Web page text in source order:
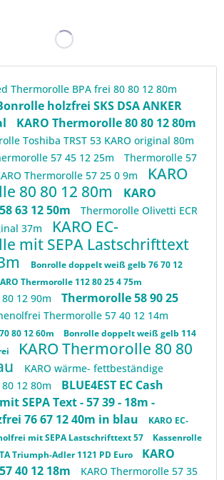
Thermorolle BPA frei 80 80 12 80m
holzfrei SKS DSA ANKER
KARO Thermorolle 80 80 12 80m
Toshiba TRST 53 KARO original 80m
57 45 12 25m
Thermorolle 57
Thermorolle 57 25 0 9m
KARO
80 80 12 80m
KARO
63 12 50m
Thermorolle Olivetti ECR
37m
KARO EC-
mit SEPA Lastschrifttext
Bonrolle doppelt weiß gelb 76 70 12
Thermorolle 112 80 25 4 75m
12 90m
Thermorolle 58 90 25
Thermorolle 57 40 12 14m
80 12 60m
Bonrolle doppelt weiß gelb 114
KARO Thermorolle 80 80
KARO wärme- fettbeständige
12 80m
BLUE4EST EC Cash
SEPA Text - 57 39 - 18m -
76 67 12 40m in blau
KARO EC-
mit SEPA Lastschrifttext 57
Kassenrolle
Triumph-Adler 1121 PD Euro
KARO
40 12 18m
KARO Thermorolle 57 35